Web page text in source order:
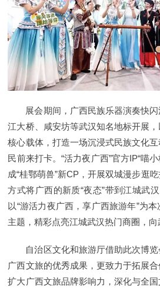
展会期间，广西民族乐器演奏快
江大桥、咸安坊等武汉知名地标开展
核心载体，打造一场沉浸式民族文化
民前来打卡。“活力夜广西”官方IP“喵
成“桂鄂萌兽”新CP，开展双城漫步逛
方式将广西的新质“夜态”带到江城武
以“游活力夜广西，享广西旅游年”为
主题，精彩点亮江城武汉热门商圈，向
自治区文化和旅游厅借助此次博
广西文旅的优秀成果，更致力于拓展
扩大广西文旅品牌影响力，深化与全